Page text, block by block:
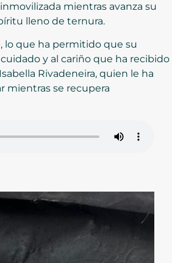
mientras avanza su
lleno de ternura.
lo que ha permitido que su
y al cariño que ha recibido
Rivadeneira, quien le ha
mientras se recupera